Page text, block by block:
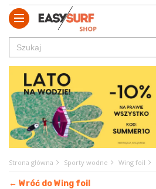
Strona główna Sporty wodne Wing foil
← Wróć do Wing foil